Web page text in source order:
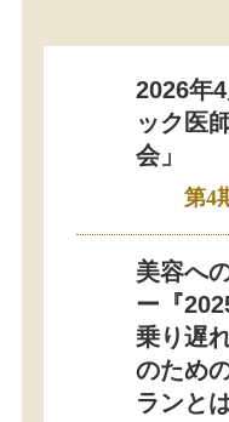
2026年
ック医
会」
第4
美容へ
ー『
乗り遅
のため
ランとは